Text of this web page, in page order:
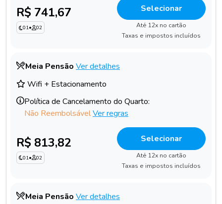
R$ 741,67
01• 02
Selecionar
Até 12x no cartão
Taxas e impostos incluídos
Meia Pensão Ver detalhes
Wifi + Estacionamento
Política de Cancelamento do Quarto:
Não ReembolsávelVer regras
R$ 813,82
01• 02
Selecionar
Até 12x no cartão
Taxas e impostos incluídos
Meia Pensão Ver detalhes